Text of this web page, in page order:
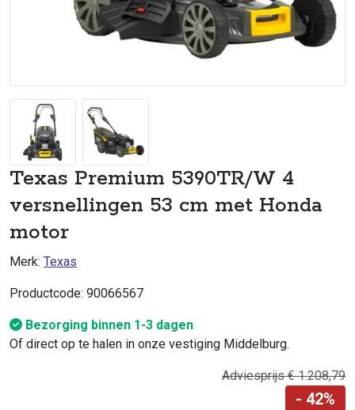
Texas Premium 5390TR/W 4
versnellingen 53 cm met Honda
motor
Merk: Texas
Productcode: 90066567
Bezorging binnen 1-3 dagen
Of direct op te halen in onze vestiging Middelburg.
Adviesprijs € 1.208,79
- 42%